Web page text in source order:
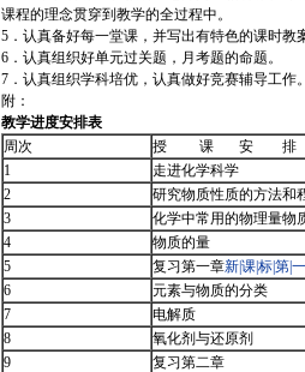
课程的理念贯穿到教学的全过程中。
5．认真备好每一堂课，并写出有特色的课时教
6．认真组织好单元过关题，月考题的命题。
7．认真组织学科培优，认真做好竞赛辅导工作。
附：
教学进度安排表
周次
授 课 安 排
1
走进化学科学
2
研究物质性质的方法和
3
化学中常用的物理量物
4
物质的量
5
复习第一章新|课|标|第|
6
元素与物质的分类
7
电解质
8
氧化剂与还原剂
9
复习第二章